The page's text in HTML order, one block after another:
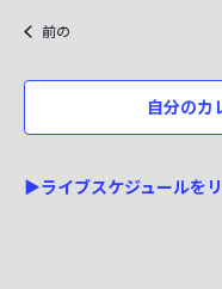
前のイベント
自分のカ
▶ライブスケジュールを